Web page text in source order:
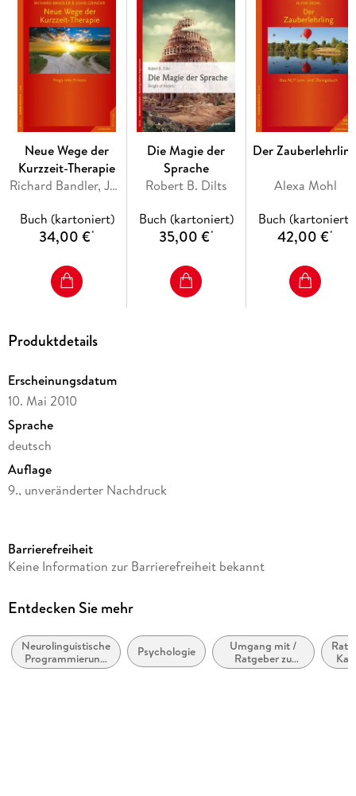
Inhaltsverzeichnis
Inhalts-Reframing: Veränderung der Bedeutung oder des
KontextsZwischen Anteilen verhandelnEinen neuen Anteil
schaffenDie Feinheiten des Sechs-Schritte-
ReframingsReframing in Systemen: Paare, Familien,
OrganisationenReframing von dissoziativen Zuständen:
Alkoholismus, Drogenmißbrauch usw.
Neue Wege der
Kurzzeit-Therapie
Richard Bandler, John Grinder
Buch (kartoniert)
34,00 €*
Die Magie der
Sprache
Robert B. Dilts
Buch (kartoniert)
35,00 €*
Der
Alexa Mohl
Buch (kartoniert)
42,00 €*
Produktdetails
Erscheinungsdatum
10. Mai 2010
Sprache
deutsch
Auflage
9., unveränderter Nachdruck
Reihe
Autor/Autorin
Übersetzung
Theo Kierdorf, Hildegard Höhr
Barrierefreiheit
Keine Information zur Barrierefreiheit bekannt
Entdecken Sie mehr
Neurolinguistische
Programmierung
(NLP)
Psychologie
Umgang mit /
Ratgeber zu
persönlichen,